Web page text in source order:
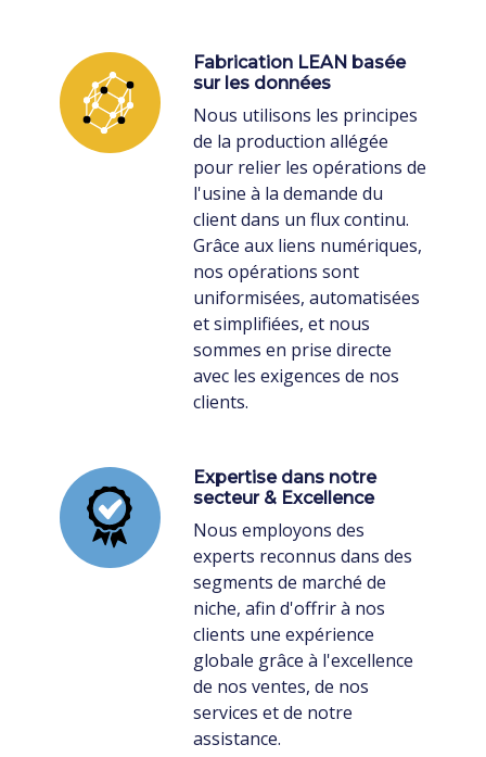
Fabrication LEAN basée
sur les données
Nous utilisons les principes
de la production allégée
pour relier les opérations de
l'usine à la demande du
client dans un flux continu.
Grâce aux liens numériques,
nos opérations sont
uniformisées, automatisées
et simplifiées, et nous
sommes en prise directe
avec les exigences de nos
clients.
Expertise dans notre
secteur & Excellence
Nous employons des
experts reconnus dans des
segments de marché de
niche, afin d'offrir à nos
clients une expérience
globale grâce à l'excellence
de nos ventes, de nos
services et de notre
assistance.